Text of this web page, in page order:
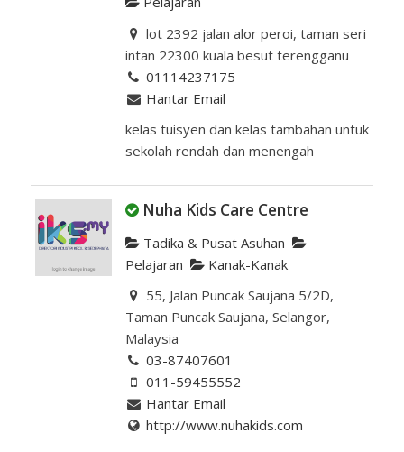
lot 2392 jalan alor peroi, taman seri
intan 22300 kuala besut terengganu
01114237175
Hantar Email
kelas tuisyen dan kelas tambahan untuk
sekolah rendah dan menengah
Nuha Kids Care Centre
Tadika & Pusat Asuhan
Pelajaran
Kanak-Kanak
55, Jalan Puncak Saujana 5/2D,
Taman Puncak Saujana, Selangor,
Malaysia
03-87407601
011-59455552
Hantar Email
http://www.nuhakids.com